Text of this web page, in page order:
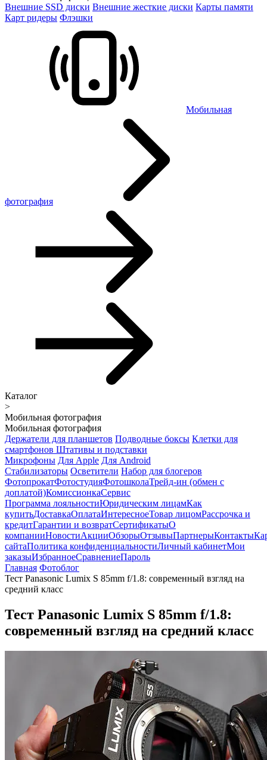
Внешние SSD диски Внешние жесткие диски Карты памяти
Карт ридеры Флэшки
Мобильная
фотография
Каталог
>
Мобильная фотография
Мобильная фотография
Держатели для планшетов Подводные боксы Клетки для
смартфонов Штативы и подставки
Микрофоны Для Apple Для Android
Стабилизаторы Осветители Набор для блогеров
ФотопрокатФотостудияФотошколаТрейд-ин (обмен с
доплатой)КомиссионкаСервис
Программа лояльностиЮридическим лицамКак
купитьДоставкаОплатаИнтересноеТовар лицомРассрочка и
кредитГарантии и возвратСертификатыО
компанииНовостиАкцииОбзорыОтзывыПартнерыКонтакты
сайтаПолитика конфиденциальностиЛичный кабинетМои
заказыИзбранноеСравнениеПароль
Главная Фотоблог
Тест Panasonic Lumix S 85mm f/1.8: современный взгляд на
средний класс
Тест Panasonic Lumix S 85mm f/1.8:
современный взгляд на средний класс